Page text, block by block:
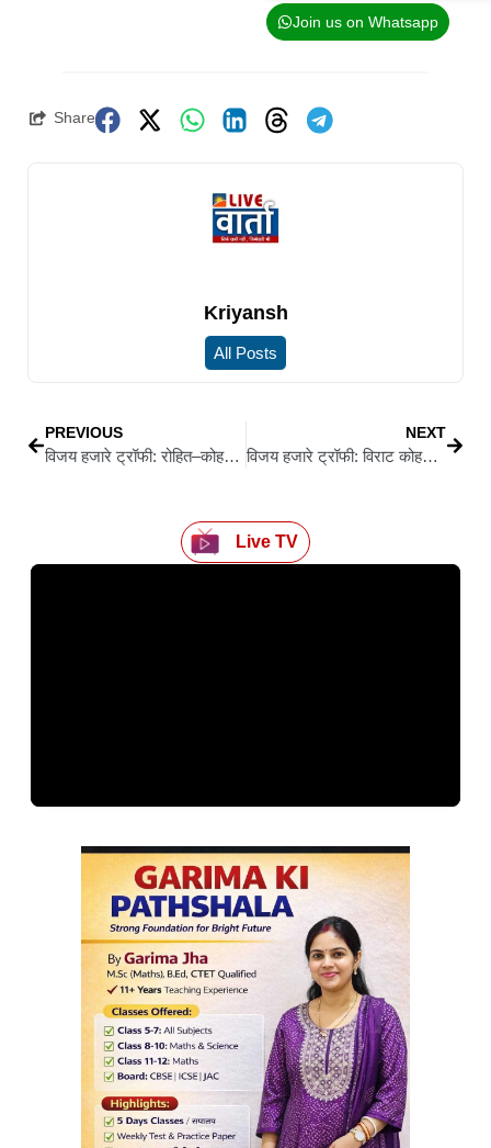
Join us on Whatsapp
Share
Kriyansh
All Posts
PREVIOUS
विजय हजारे ट्रॉफी: रोहित–कोहली की धमाकेदार वापसी, पहले दिन ही जड़े शतक
NEXT
विजय हजारे ट्रॉफी: विराट कोहली ने जड़ा तूफानी अर्धशतक
Live TV